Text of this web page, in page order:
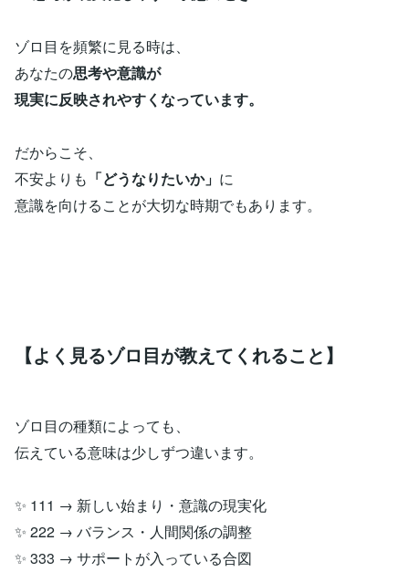
ゾロ目を頻繁に見る時は、
あなたの思考や意識が
現実に反映されやすくなっています。
だからこそ、
不安よりも 「どうなりたいか」 に
意識を向けることが大切な時期でもあります。
【よく見るゾロ目が教えてくれること】
ゾロ目の種類によっても、
伝えている意味は少しずつ違います。
✨ 111 → 新しい始まり・意識の現実化
✨ 222 → バランス・人間関係の調整
✨ 333 → サポートが入っている合図